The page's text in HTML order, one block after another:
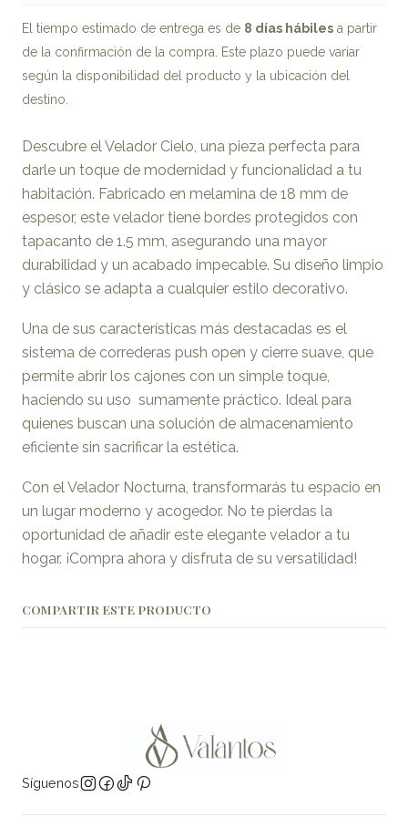
El tiempo estimado de entrega es de 8 días hábiles a partir
de la confirmación de la compra. Este plazo puede variar
según la disponibilidad del producto y la ubicación del
destino.
Descubre el Velador Cielo, una pieza perfecta para
darle un toque de modernidad y funcionalidad a tu
habitación. Fabricado en melamina de 18 mm de
espesor, este velador tiene bordes protegidos con
tapacanto de 1.5 mm, asegurando una mayor
durabilidad y un acabado impecable. Su diseño limpio
y clásico se adapta a cualquier estilo decorativo.
Una de sus características más destacadas es el
sistema de correderas push open y cierre suave, que
permite abrir los cajones con un simple toque,
haciendo su uso sumamente práctico. Ideal para
quienes buscan una solución de almacenamiento
eficiente sin sacrificar la estética.
Con el Velador Nocturna, transformarás tu espacio en
un lugar moderno y acogedor. No te pierdas la
oportunidad de añadir este elegante velador a tu
hogar. ¡Compra ahora y disfruta de su versatilidad!
COMPARTIR ESTE PRODUCTO
Síguenos